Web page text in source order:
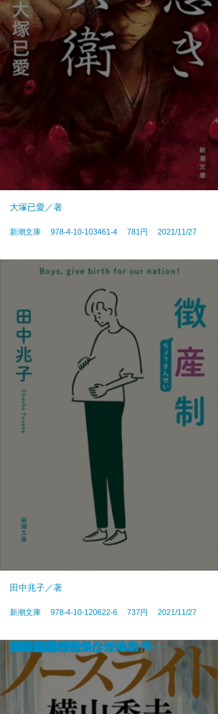
暇と退屈の倫理学
家康の女軍師
老いも病も受け入れよう
文豪ナビ 藤沢周平
管見妄語 失われた美風
龍ノ国幻想2 天翔る縁
黄色いマンション 黒い猫
1R1分34秒
鬼憑き十兵衛
大塚已愛／著
新潮文庫 978-4-10-103461-4 781円 2021/11/27
徴産制
田中兆子／著
新潮文庫 978-4-10-120622-6 737円 2021/11/27
ノースライト
問答無用
辞表―高杉良傑作短編集―
またあおう
しゃばけごはん
トヨタ物語
人間の絆〔上〕
人間の絆〔下〕
美麗島紀行―つながる台湾―
限界病院